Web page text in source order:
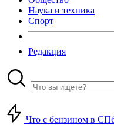
Наука и техника
Спорт
Редакция
Что с бензином в